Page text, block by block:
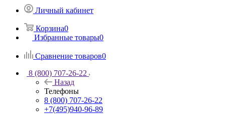
Личный кабинет
Корзина0
Избранные товары0
Сравнение товаров0
8 (800) 707-26-22
Назад
Телефоны
8 (800) 707-26-22
+7(495)940-96-89